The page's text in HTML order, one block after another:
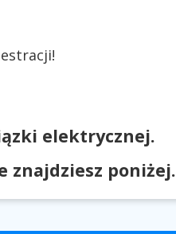
elektrycznej.
znajdziesz poniżej.